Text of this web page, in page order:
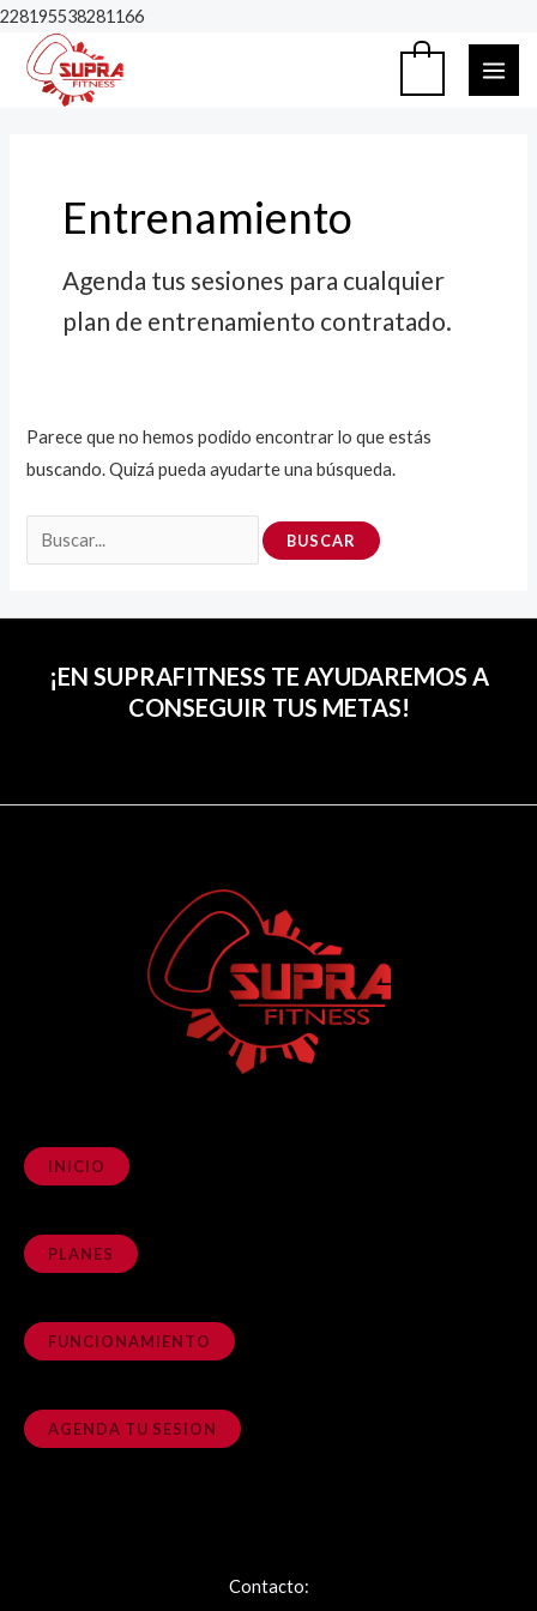
228195538281166Ir
Entrenamiento
Agenda tus sesiones para cualquier
plan de entrenamiento contratado.
Parece que no hemos podido encontrar lo que estás
buscando. Quizá pueda ayudarte una búsqueda.
¡EN SUPRAFITNESS TE AYUDAREMOS A
CONSEGUIR TUS METAS!
INICIO
PLANES
FUNCIONAMIENTO
AGENDA TU SESION
Contacto: